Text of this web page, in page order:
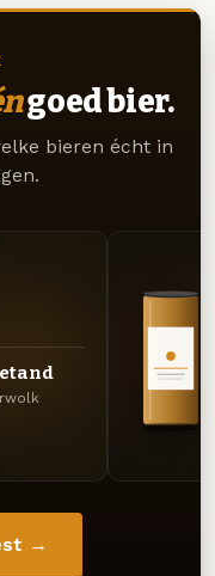
goed bier.
bieren écht in
→